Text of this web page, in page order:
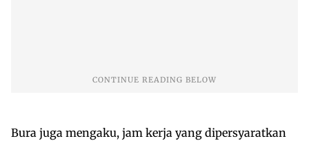
Bura juga mengaku, jam kerja yang dipersyaratkan